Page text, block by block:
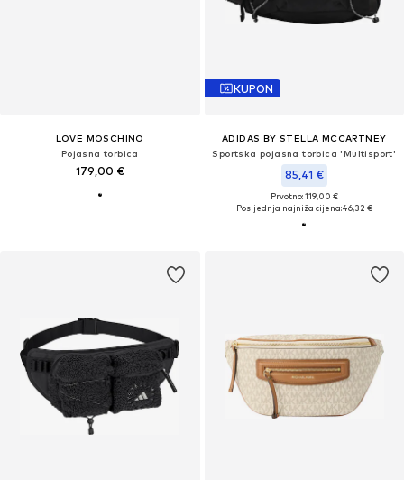
LOVE MOSCHINO
Pojasna torbica
179,00 €
KUPON
ADIDAS BY STELLA MCCARTNEY
Sportska pojasna torbica 'Multisport'
85,41 €
Prvotno: 119,00 €
Posljednja najniža cijena:46,32 €